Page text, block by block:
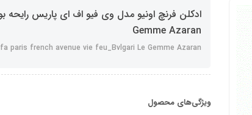
Gemme Azaran
fa paris french avenue vie feu_Bvlgari Le Gemme Azaran
ویژگی‌های محصول